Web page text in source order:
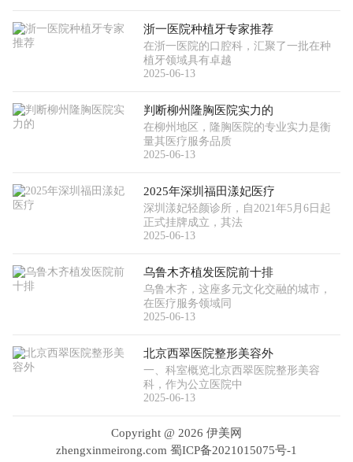
浙一医院种植牙专家推荐
在浙一医院的口腔科，汇聚了一批在种
植牙领域具有卓越
2025-06-13
判断柳州隆胸医院实力的
在柳州地区，隆胸医院的专业实力是衡
量其医疗服务品质
2025-06-13
2025年深圳福田漾妃医疗
深圳漾妃轻颜诊所，自2021年5月6日起
正式挂牌成立，其法
2025-06-13
乌鲁木齐植发医院前十排
乌鲁木齐，这座多元文化交融的城市，
在医疗服务领域同
2025-06-13
北京西翠医院整形美容外
一、科室概览北京西翠医院整形美容
科，作为公立医院中
2025-06-13
Copyright @ 2026 伊美网
zhengxinmeirong.com 蜀ICP备2021015075号-1